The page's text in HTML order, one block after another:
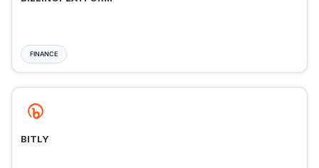
FINANCE
BITLY